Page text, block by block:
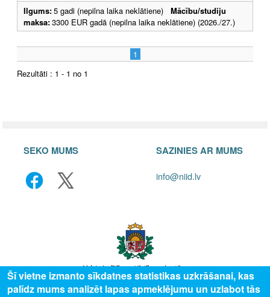
Ilgums:5 gadi (nepilna laika neklātiene) Mācību/studiju
maksa:3300 EUR gadā (nepilna laika neklātiene) (2026./27.)
1
Rezultāti : 1 - 1 no 1
SEKO MUMS SAZINIES AR MUMS
info@niid.lv
Šī vietne izmanto sīkdatnes statistikas uzkrāšanai, kas
palīdz mums analizēt lapas apmeklējumu un uzlabot tās